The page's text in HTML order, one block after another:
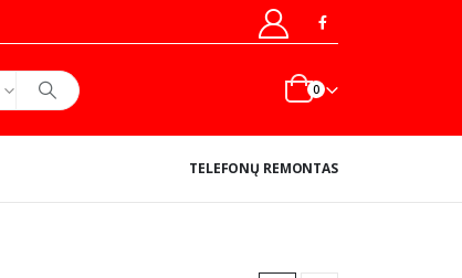
0
TELEFONŲ REMONTAS